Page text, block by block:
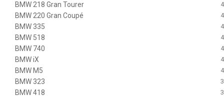
BMW 218 Gran Tourer 4
BMW 220 Gran Coupé 4
BMW 335 4
BMW 518 4
BMW 740 4
BMW iX 4
BMW M5 4
BMW 323 3
BMW 418 3